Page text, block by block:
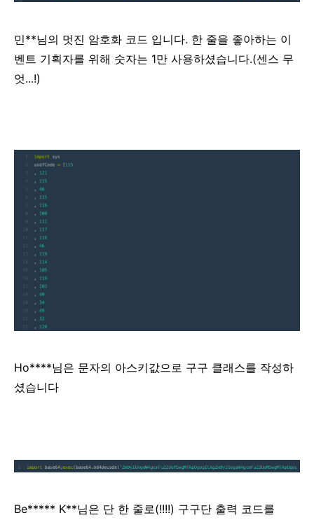
민**님의 멋진 암호화 코드 입니다. 한 줄을 좋아하는 이
벤트 기획자를 위해 숫자는 1만 사용하셨습니다.(센스 무
엇...!)
Ho****님은 문자의 아스키값으로 구구 클래스를 작성하
셨습니다
Be***** K**님은 단 한 줄로(!!!!) 구구단 출력 코드를